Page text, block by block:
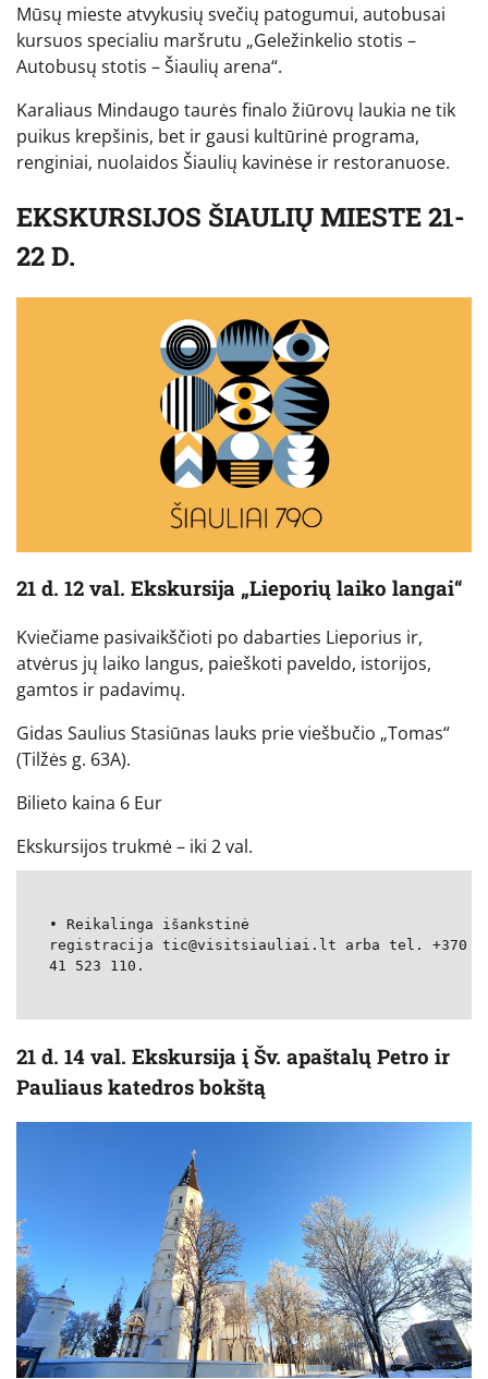
Mūsų mieste atvykusių svečių patogumui, autobusai
kursuos specialiu maršrutu „Geležinkelio stotis –
Autobusų stotis – Šiaulių arena“.
Karaliaus Mindaugo taurės finalo žiūrovų laukia ne tik
puikus krepšinis, bet ir gausi kultūrinė programa,
renginiai, nuolaidos Šiaulių kavinėse ir restoranuose.
EKSKURSIJOS ŠIAULIŲ MIESTE 21-
22 D.
21 d. 12 val. Ekskursija „Lieporių laiko langai“
Kviečiame pasivaikščioti po dabarties Lieporius ir,
atvėrus jų laiko langus, paieškoti paveldo, istorijos,
gamtos ir padavimų.
Gidas Saulius Stasiūnas lauks prie viešbučio „Tomas“
(Tilžės g. 63A).
Bilieto kaina 6 Eur
Ekskursijos trukmė – iki 2 val.
• Reikalinga išankstinė
registracija tic@visitsiauliai.lt arba tel. +370
41 523 110.
21 d. 14 val. Ekskursija į Šv. apaštalų Petro ir
Pauliaus katedros bokštą